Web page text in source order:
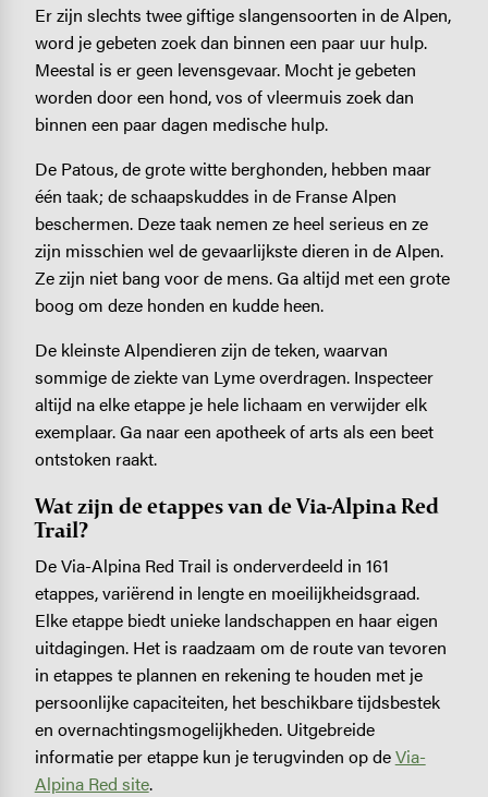
Er zijn slechts twee giftige slangensoorten in de Alpen,
word je gebeten zoek dan binnen een paar uur hulp.
Meestal is er geen levensgevaar. Mocht je gebeten
worden door een hond, vos of vleermuis zoek dan
binnen een paar dagen medische hulp.
De Patous, de grote witte berghonden, hebben maar
één taak; de schaapskuddes in de Franse Alpen
beschermen. Deze taak nemen ze heel serieus en ze
zijn misschien wel de gevaarlijkste dieren in de Alpen.
Ze zijn niet bang voor de mens. Ga altijd met een grote
boog om deze honden en kudde heen.
De kleinste Alpendieren zijn de teken, waarvan
sommige de ziekte van Lyme overdragen. Inspecteer
altijd na elke etappe je hele lichaam en verwijder elk
exemplaar. Ga naar een apotheek of arts als een beet
ontstoken raakt.
Wat zijn de etappes van de Via-Alpina Red
Trail?
De Via-Alpina Red Trail is onderverdeeld in 161
etappes, variërend in lengte en moeilijkheidsgraad.
Elke etappe biedt unieke landschappen en haar eigen
uitdagingen. Het is raadzaam om de route van tevoren
in etappes te plannen en rekening te houden met je
persoonlijke capaciteiten, het beschikbare tijdsbestek
en overnachtingsmogelijkheden. Uitgebreide
informatie per etappe kun je terugvinden op deVia-
Alpina Red site.